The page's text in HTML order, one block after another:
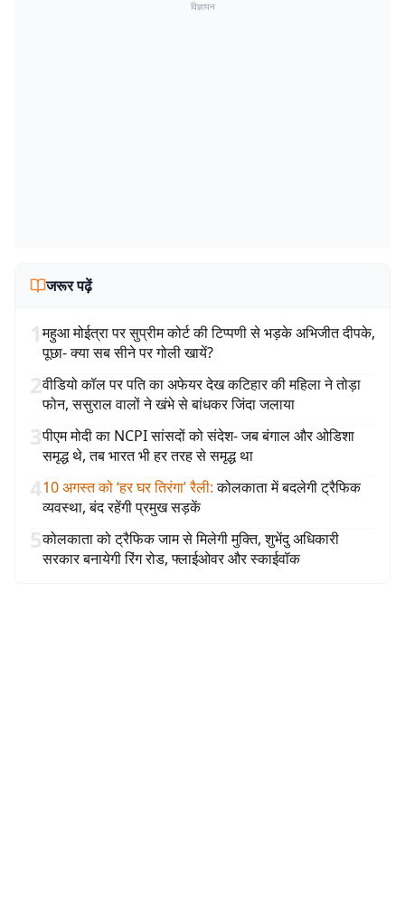
विज्ञापन
जरूर पढ़ें
1महुआ मोईत्रा पर सुप्रीम कोर्ट की टिप्पणी से भड़के अभिजीत दीपके,
पूछा- क्या सब सीने पर गोली खायें?
2वीडियो कॉल पर पति का अफेयर देख कटिहार की महिला ने तोड़ा
फोन, ससुराल वालों ने खंभे से बांधकर जिंदा जलाया
3पीएम मोदी का NCPI सांसदों को संदेश- जब बंगाल और ओडिशा
समृद्ध थे, तब भारत भी हर तरह से समृद्ध था
410 अगस्त को ‘हर घर तिरंगा’ रैली: कोलकाता में बदलेगी ट्रैफिक
व्यवस्था, बंद रहेंगी प्रमुख सड़कें
5कोलकाता को ट्रैफिक जाम से मिलेगी मुक्ति, शुभेंदु अधिकारी
सरकार बनायेगी रिंग रोड, फ्लाईओवर और स्काईवॉक